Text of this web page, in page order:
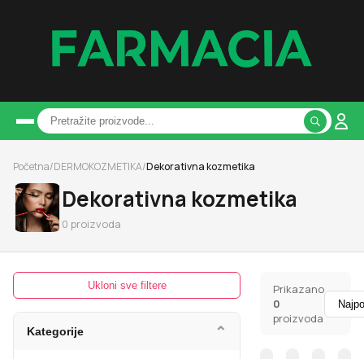
Početna/DERMOKOZMETIKA/Dekorativna kozmetika
Dekorativna kozmetika
0 proizvoda
Ukloni sve filtere
Kategorije ⌄
Prikazano
0
proizvoda